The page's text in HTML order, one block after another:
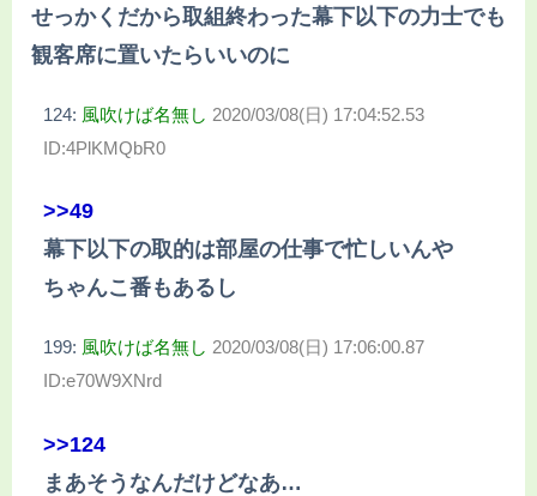
せっかくだから取組終わった幕下以下の力士でも
観客席に置いたらいいのに
124: 風吹けば名無し 2020/03/08(日) 17:04:52.53
ID:4PlKMQbR0
>>49
幕下以下の取的は部屋の仕事で忙しいんや
ちゃんこ番もあるし
199: 風吹けば名無し 2020/03/08(日) 17:06:00.87
ID:e70W9XNrd
>>124
まあそうなんだけどなあ…